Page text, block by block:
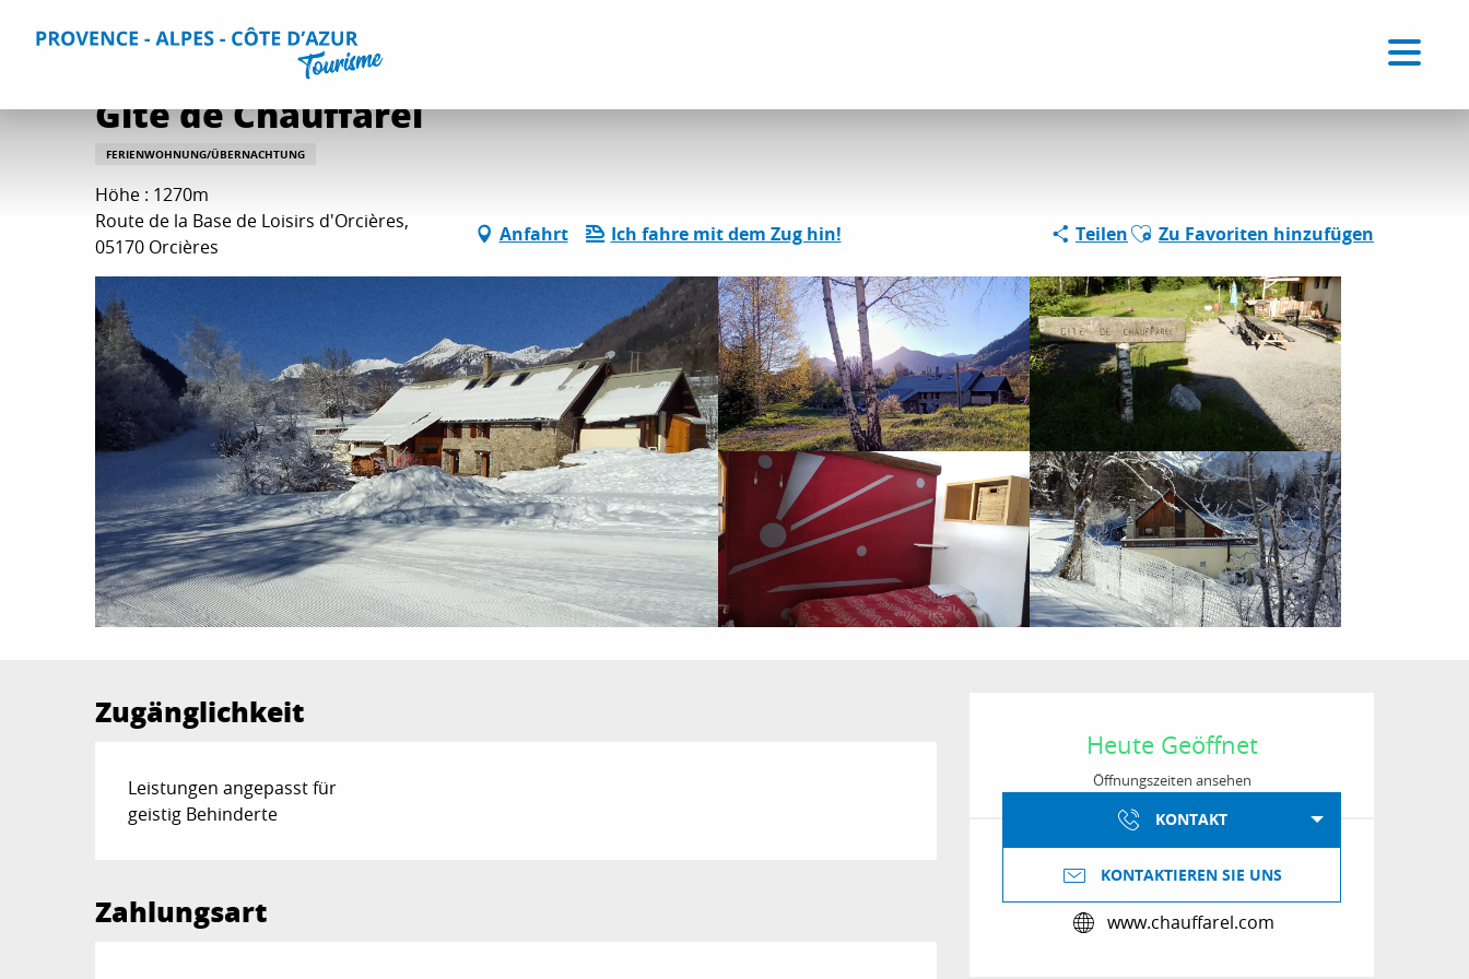
Home Aufenthalt Unterkünfte Alle Unterkünfte
Gîte de Chauffarel
FERIENWOHNUNG/ÜBERNACHTUNG
Höhe : 1270m
Route de la Base de Loisirs d'Orcières,
05170 Orcières
Anfahrt Ich fahre mit dem Zug hin! TeilenAjouter aux favoris
Zu Favoriten hinzufügen
Öffnungszeiten &
Heute Geöffnet
Öffnungszeiten ansehen
KONTAKT
KONTAKTIEREN SIE UNS
www.chauffarel.com
Zugänglichkeit
Leistungen angepasst für
geistig Behinderte
Zahlungsart